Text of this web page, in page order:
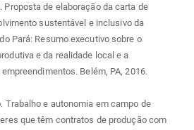
Proposta de elaboração da carta de
sustentável e inclusivo da
Pará: Resumo executivo sobre o
e da realidade local e a
Belém, PA, 2016.
Trabalho e autonomia em campo de
que têm contratos de produção com